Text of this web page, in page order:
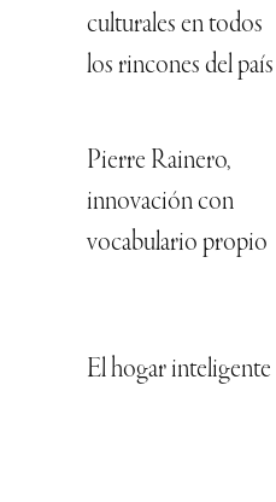
culturales en todos
los rincones del país
Pierre Rainero,
innovación con
vocabulario propio
El hogar inteligente